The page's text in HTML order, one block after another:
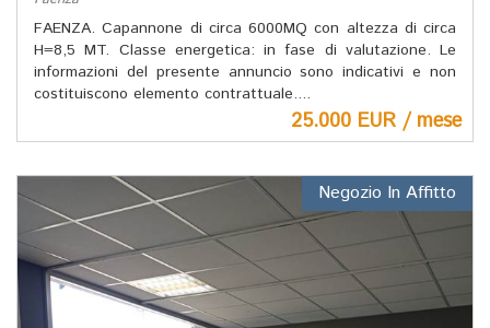
FAENZA. Capannone di circa 6000MQ con altezza di circa
H=8,5 MT. Classe energetica: in fase di valutazione. Le
informazioni del presente annuncio sono indicativi e non
costituiscono elemento contrattuale....
25.000 EUR / mese
Negozio In Affitto